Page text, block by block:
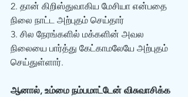
2. தான் கிறிஸ்துவாகிய மேசியா என்பதை
நிலை நாட்ட அற்புதம் செய்தார்
3. சில நேரங்களில் மக்களின் அவல
நிலையை பார்த்து கேட்காமலேயே அற்புதம்
செய்துள்ளார்.
ஆனால், உம்மை நம்பமாட்டேன் விசுவாசிக்க